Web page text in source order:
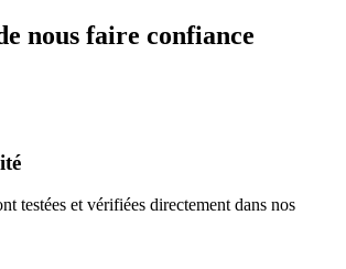
nous faire confiance
testées et vérifiées directement dans nos